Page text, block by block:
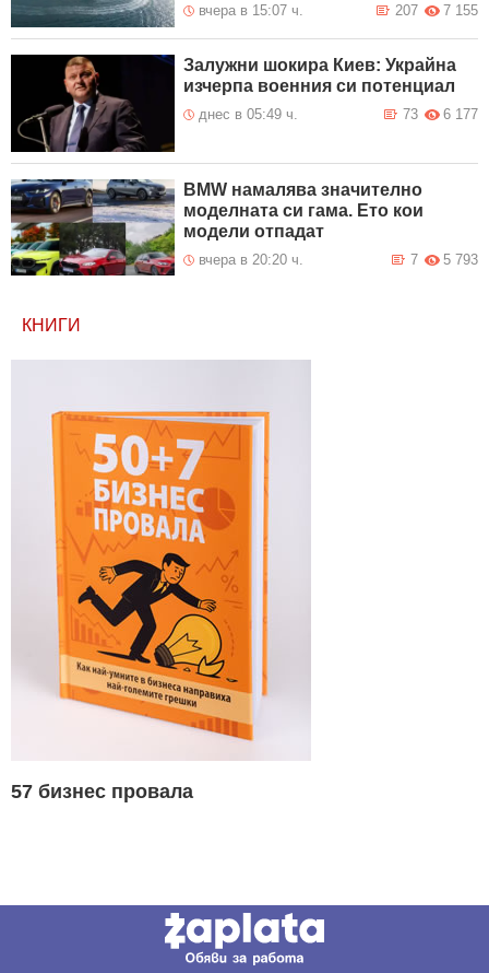
вчера в 15:07 ч. 7 155
207
Залужни шокира Киев: Украйна
изчерпа военния си потенциал
днес в 05:49 ч. 6 177
73
BMW намалява значително
моделната си гама. Ето кои
модели отпадат
вчера в 20:20 ч. 5 793
7
КНИГИ
57 бизнес провала